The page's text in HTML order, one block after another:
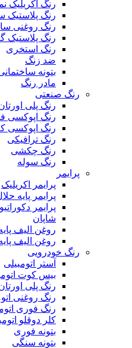
رنگ اکریلیک
رنگ پلاستیک
رنگ روغنی
رنگ پلاستیک
رنگ استخری
ضد زنگ
بتونه
مادر رنگ
رنگ صنعتی
رنگ پلی
رنگ اپوکسی
رنگ اپوکسی
رنگ ترافیکی
رنگ چکشی
رنگ سوله
پرایمر
پرایمر اکریلیک
پرایمر پایه
پرایمر دکوراتیو
شاپان
روغن الیف
روغن الیف
رنگ خودرویی
آستر اتومبیلی
بیس کوت
رنگ پلی
رنگ روغنی
رنگ فوری
کلر دوقلو
بتونه فوری
بتونه سنگی